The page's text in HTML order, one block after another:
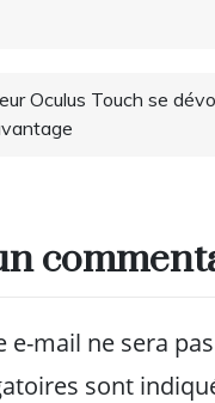
Oculus Touch se
e-mail ne sera
sont